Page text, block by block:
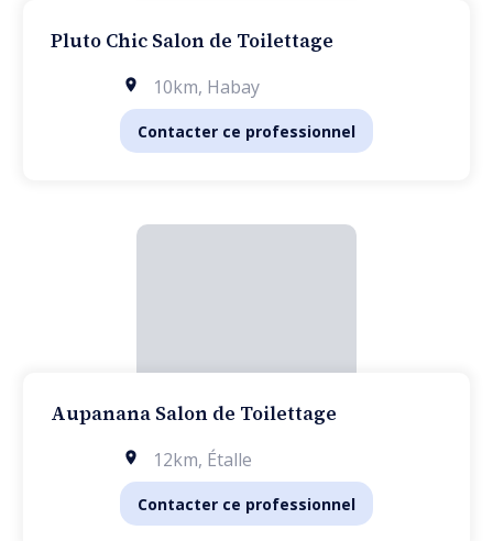
Pluto Chic Salon de Toilettage
10km, Habay
Contacter ce professionnel
Aupanana Salon de Toilettage
12km, Étalle
Contacter ce professionnel